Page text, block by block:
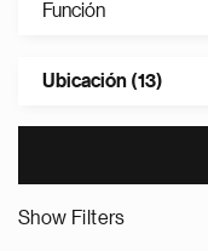
Función
Ubicación (13)
Show Filters